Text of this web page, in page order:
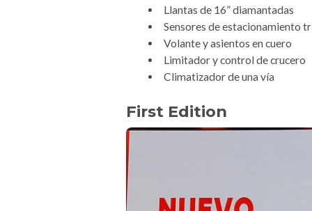
Llantas de 16” diamantadas
Sensores de estacionamiento
Volante y asientos en cuero
Limitador y control de crucero
Climatizador de una vía
First Edition